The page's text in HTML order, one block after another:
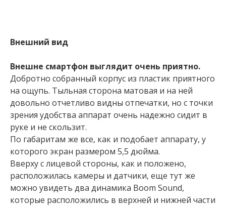
Внешний вид
Внешне смартфон выглядит очень приятно.
Добротно собранный корпус из пластик приятного
на ощупь. Тыльная сторона матовая и на ней
довольно отчетливо видны отпечатки, но с точки
зрения удобства аппарат очень надежно сидит в
руке и не скользит.
По габаритам же все, как и подобает аппарату, у
которого экран размером 5,5 дюйма.
Вверху с лицевой стороны, как и положено,
расположилась камеры и датчики, еще тут же
можно увидеть два динамика Boom Sound,
которые расположились в верхней и нижней части